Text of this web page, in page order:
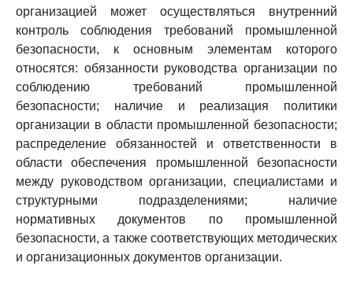
организацией может осуществляться внутренний
контроль соблюдения требований промышленной
безопасности, к основным элементам которого
относятся: обязанности руководства организации по
соблюдению требований промышленной
безопасности; наличие и реализация политики
организации в области промышленной безопасности;
распределение обязанностей и ответственности в
области обеспечения промышленной безопасности
между руководством организации, специалистами и
структурными подразделениями; наличие
нормативных документов по промышленной
безопасности, а также соответствующих методических
и организационных документов организации.